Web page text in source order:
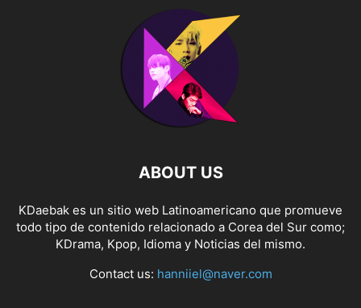
ABOUT US
KDaebak es un sitio web Latinoamericano que promueve
todo tipo de contenido relacionado a Corea del Sur como;
KDrama, Kpop, Idioma y Noticias del mismo.
Contact us: hanniiel@naver.com